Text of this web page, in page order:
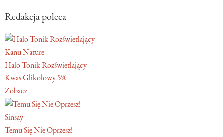
Redakcja poleca
Kanu Nature
Halo Tonik Rozświetlający
Kwas Glikolowy 5%
Zobacz
Sinsay
Temu Się Nie Oprzesz!